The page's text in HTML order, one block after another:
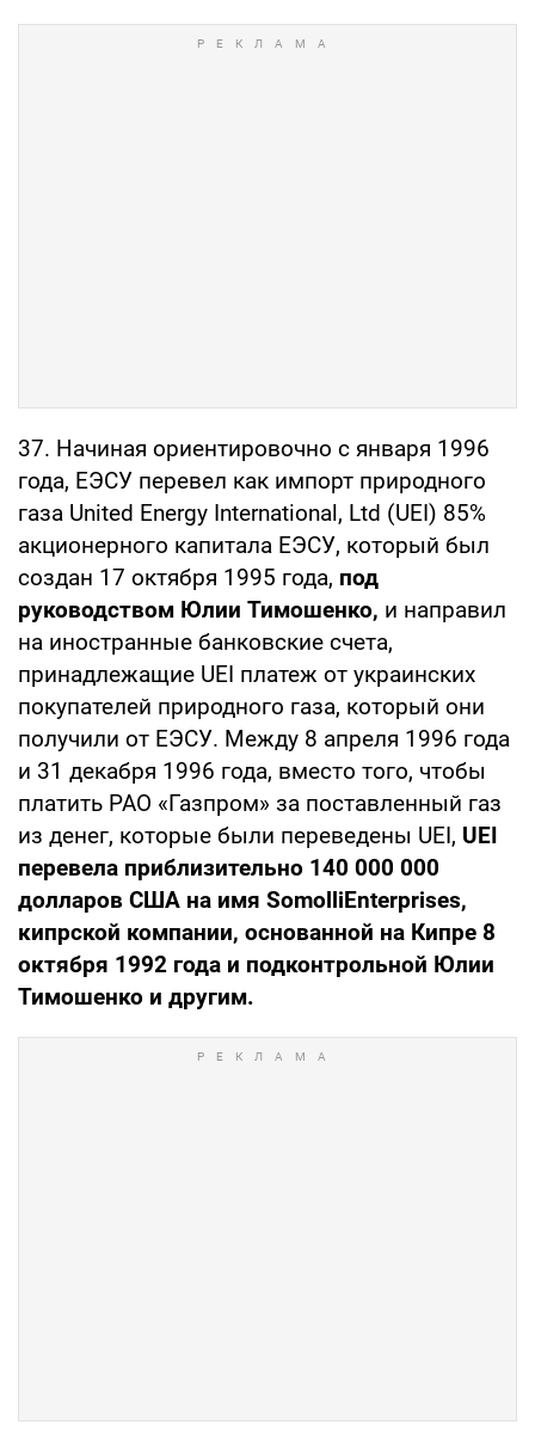
37. Начиная ориентировочно с января 1996
года, ЕЭСУ перевел как импорт природного
газа United Energy International, Ltd (UEI) 85%
акционерного капитала ЕЭСУ, который был
создан 17 октября 1995 года, под
руководством Юлии Тимошенко, и направил
на иностранные банковские счета,
принадлежащие UEI платеж от украинских
покупателей природного газа, который они
получили от ЕЭСУ. Между 8 апреля 1996 года
и 31 декабря 1996 года, вместо того, чтобы
платить РАО «Газпром» за поставленный газ
из денег, которые были переведены UEI, UEI
перевела приблизительно 140 000 000
долларов США на имя SomolliEnterprises,
кипрской компании, основанной на Кипре 8
октября 1992 года и подконтрольной Юлии
Тимошенко и другим.